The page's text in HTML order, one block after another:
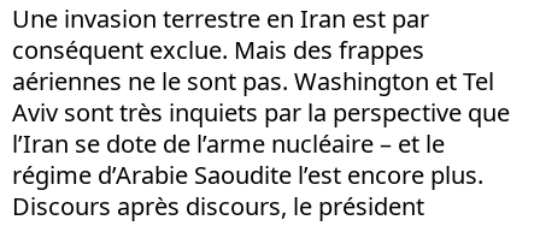
Une invasion terrestre en Iran est par
conséquent exclue. Mais des frappes
aériennes ne le sont pas. Washington et Tel
Aviv sont très inquiets par la perspective que
l’Iran se dote de l’arme nucléaire – et le
régime d’Arabie Saoudite l’est encore plus.
Discours après discours, le président